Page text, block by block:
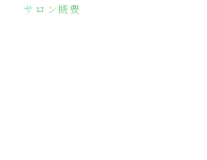
サロン概要